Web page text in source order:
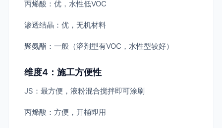
丙烯酸：优，水性低VOC
渗透结晶：优，无机材料
聚氨酯：一般（溶剂型有VOC，水性型较好）
维度4：施工方便性
JS：最方便，液粉混合搅拌即可涂刷
丙烯酸：方便，开桶即用